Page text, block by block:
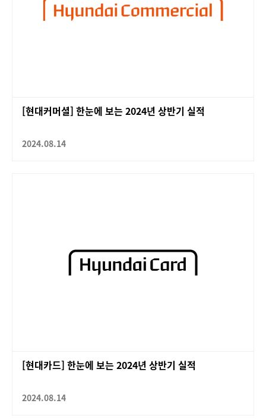
[현대커머셜] 한눈에 보는 2024년 상반기 실적
2024.08.14
[현대카드] 한눈에 보는 2024년 상반기 실적
2024.08.14